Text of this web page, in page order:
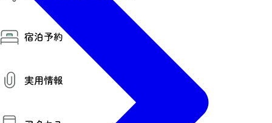
美味いもの
季節のイベント
プロスポーツチーム・プロオーケストラ
仙台の銘品
仙台観光マップ
仙台旅先体験コレクション
体験プログラム検索（予約）
体験事業者からのお知らせ
体験トピックス
体験事業者
宿泊予約
実用情報